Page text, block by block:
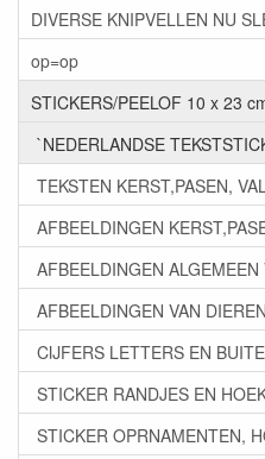
DIVERSE KNIPVELLEN NU
op=op
STICKERS/PEELOF 10 x 23
`NEDERLANDSE
TEKSTEN KERST,PASEN,
AFBEELDINGEN
AFBEELDINGEN
AFBEELDINGEN VAN
CIJFERS LETTERS EN
STICKER RANDJES EN
STICKER OPRNAMENTEN,